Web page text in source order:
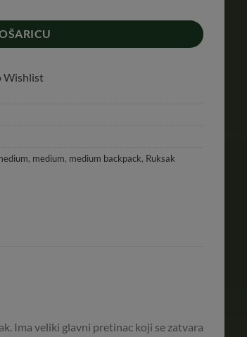
Wishlist
, medium, medium backpack, Ruksak
Ima veliki glavni pretinac koji se zatvara